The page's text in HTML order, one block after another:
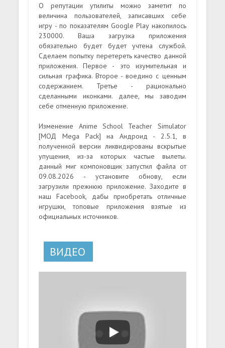
О репутации утилиты можно заметит по
величина пользователей, записавших себе
игру - по показателям Google Play накопилось
230000. Ваша загрузка приложения
обязательно будет будет учтена службой.
Сделаем попытку перетереть качество данной
приложения. Первое - это изумительная и
сильная графика. Второе - воедино с ценным
содержанием. Третье - рационально
сделанными иконками. далее, мы заводим
себе отменную приложение.
Изменение Anime School Teacher Simulator
[МОД Mega Pack] на Андроид - 2.5.1, в
полученной версии ликвидированы вскрытые
упущения, из-за которых частые вылеты.
данный миг компоновщик запустил файла от
09.08.2026 - установите обнову, если
загрузили прежнюю приложение. Заходите в
наш Facebook, дабы приобретать отличные
игрушки, топовые приложения взятые из
официальных источников.
ВИДЕО